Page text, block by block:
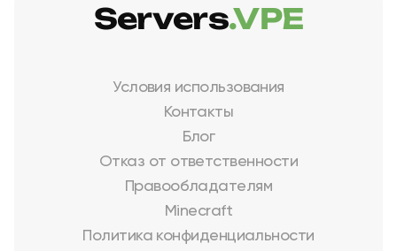
Условия использования
Контакты
Блог
Отказ от ответственности
Правообладателям
Minecraft
Политика конфиденциальности
Servers.VPE